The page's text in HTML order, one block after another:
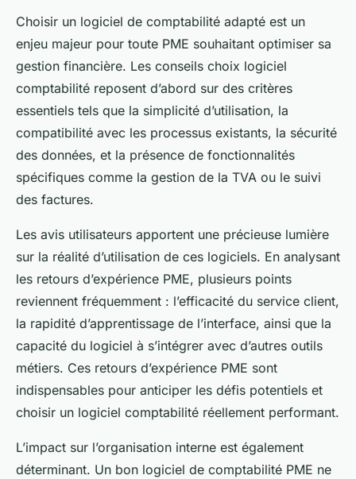
Choisir un logiciel de comptabilité adapté est un
enjeu majeur pour toute PME souhaitant optimiser sa
gestion financière. Les conseils choix logiciel
comptabilité reposent d’abord sur des critères
essentiels tels que la simplicité d’utilisation, la
compatibilité avec les processus existants, la sécurité
des données, et la présence de fonctionnalités
spécifiques comme la gestion de la TVA ou le suivi
des factures.
Les avis utilisateurs apportent une précieuse lumière
sur la réalité d’utilisation de ces logiciels. En analysant
les retours d’expérience PME, plusieurs points
reviennent fréquemment : l’efficacité du service client,
la rapidité d’apprentissage de l’interface, ainsi que la
capacité du logiciel à s’intégrer avec d’autres outils
métiers. Ces retours d’expérience PME sont
indispensables pour anticiper les défis potentiels et
choisir un logiciel comptabilité réellement performant.
L’impact sur l’organisation interne est également
déterminant. Un bon logiciel de comptabilité PME ne